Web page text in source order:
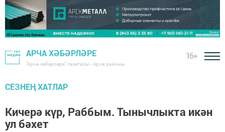
АРЧА ХӘБӘРЛӘРЕ
"Арча хәбәрләре" газетасы - Арча районы
16+
СЕЗНЕҢ ХАТЛАР
Кичерә күр, Раббым. Тынычлыкта икән
ул бәхет